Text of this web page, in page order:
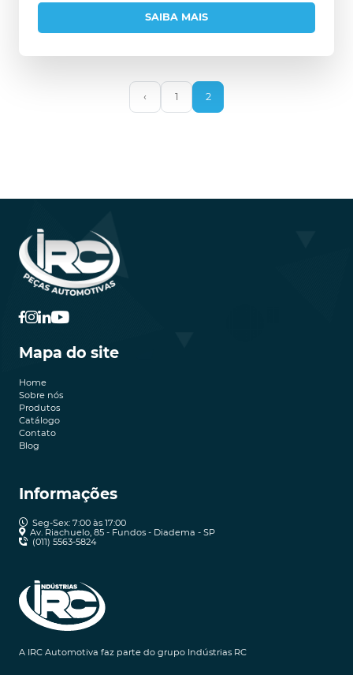
SAIBA MAIS
‹ 1 2
Mapa do site
Home
Sobre nós
Produtos
Catálogo
Contato
Blog
Informações
Seg-Sex: 7:00 às 17:00
Av. Riachuelo, 85 - Fundos - Diadema - SP
(011) 5563-5824
A IRC Automotiva faz parte do grupo Indústrias RC